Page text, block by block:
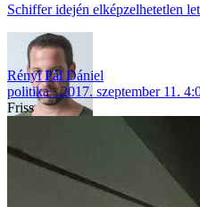
Schiffer idején elképzelhetetlen
Rényi Pál Dániel
politika
2017. szeptember 11.
Friss